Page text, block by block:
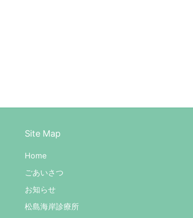
Site Map
Home
ごあいさつ
お知らせ
松島海岸診療所